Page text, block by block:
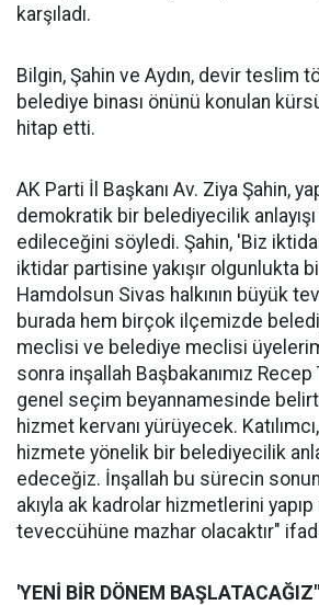
karşıladı.
Bilgin, Şahin ve Aydın, devir teslim
belediye binası önünü konulan
hitap etti.
AK Parti İl Başkanı Av. Ziya Şahin,
demokratik bir belediyecilik
edileceğini söyledi. Şahin, 'Biz
iktidar partisine yakışır olgunlukta
Hamdolsun Sivas halkının büyük
burada hem birçok ilçemizde
meclisi ve belediye meclisi
sonra inşallah Başbakanımız Recep
genel seçim beyannamesinde
hizmet kervanı yürüyecek.
hizmete yönelik bir belediyecilik
edeceğiz. İnşallah bu sürecin
akıyla ak kadrolar hizmetlerini
teveccühüne mazhar olacaktır"
'YENİ BİR DÖNEM BAŞLATACAĞIZ"